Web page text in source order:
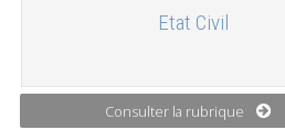
Etat Civil
Consulter la rubrique